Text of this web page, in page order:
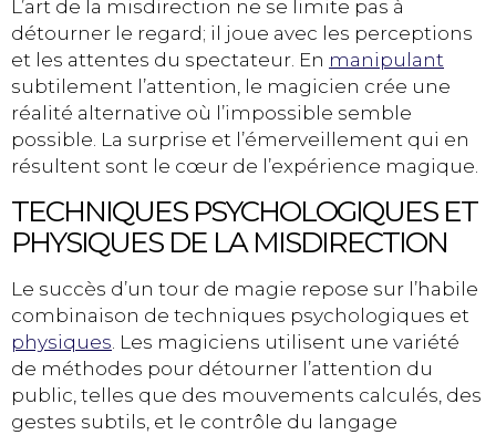
L’art de la misdirection ne se limite pas à
détourner le regard; il joue avec les perceptions
et les attentes du spectateur. En manipulant
subtilement l’attention, le magicien crée une
réalité alternative où l’impossible semble
possible. La surprise et l’émerveillement qui en
résultent sont le cœur de l’expérience magique.
TECHNIQUES PSYCHOLOGIQUES ET
PHYSIQUES DE LA MISDIRECTION
Le succès d’un tour de magie repose sur l’habile
combinaison de techniques psychologiques et
physiques . Les magiciens utilisent une variété
de méthodes pour détourner l’attention du
public, telles que des mouvements calculés, des
gestes subtils, et le contrôle du langage